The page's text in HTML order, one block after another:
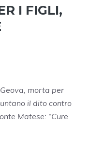
I FIGLI,
morta per
il dito contro
Matese: “Cure